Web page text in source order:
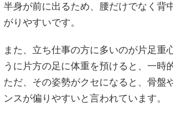
半身が前に出るため、腰だけでなく背
がりやすいです。
また、立ち仕事の方に多いのが片足重
うに片方の足に体重を預けると、一時
ただ、その姿勢がクセになると、骨盤
ンスが偏りやすいと言われています。